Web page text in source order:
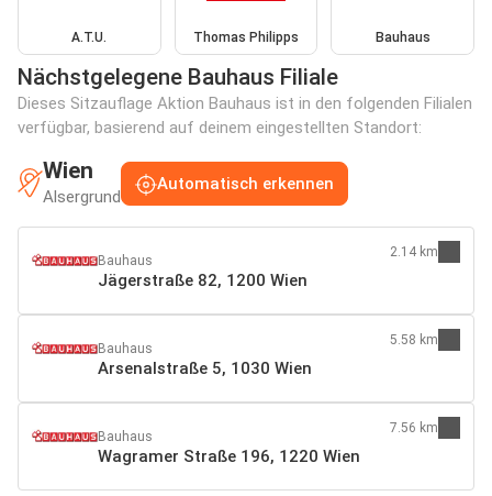
A.T.U. Thomas Philipps Bauhaus
Nächstgelegene Bauhaus Filiale
Dieses Sitzauflage Aktion Bauhaus ist in den folgenden Filialen
verfügbar, basierend auf deinem eingestellten Standort:
Wien
Alsergrund
Automatisch erkennen
Bauhaus
Jägerstraße 82, 1200 Wien
2.14 km
Bauhaus
Arsenalstraße 5, 1030 Wien
5.58 km
Bauhaus
Wagramer Straße 196, 1220 Wien
7.56 km